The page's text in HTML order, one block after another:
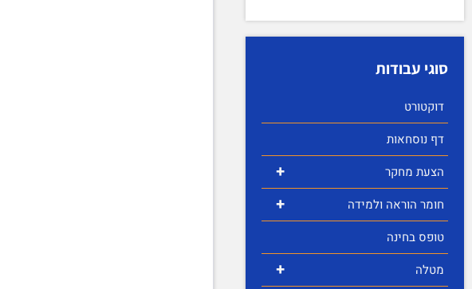
סוגי עבודות
דוקטורט
דף נוסחאות
+ הצעת מחקר
+
חומר הוראה ולמידה
טופס בחינה
+ מטלה